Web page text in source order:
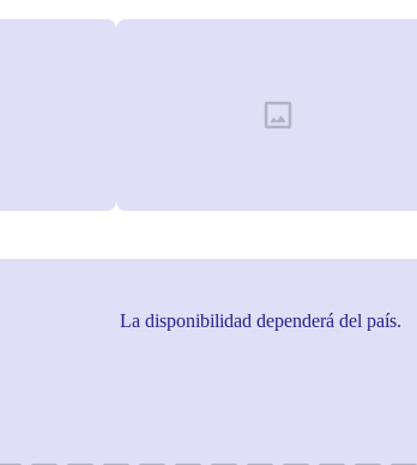
La disponibilidad dependerá del país.